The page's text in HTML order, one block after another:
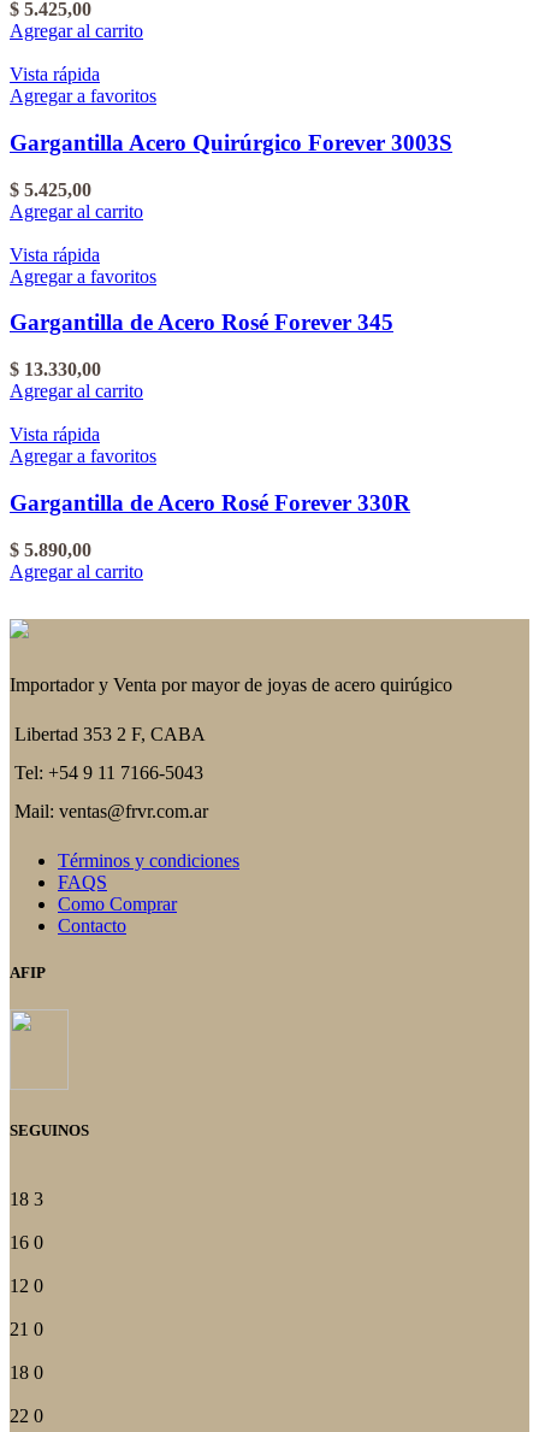
$ 5.425,00
Agregar al carrito
Vista rápida
Agregar a favoritos
Gargantilla Acero Quirúrgico Forever 3003S
$ 5.425,00
Agregar al carrito
Vista rápida
Agregar a favoritos
Gargantilla de Acero Rosé Forever 345
$ 13.330,00
Agregar al carrito
Vista rápida
Agregar a favoritos
Gargantilla de Acero Rosé Forever 330R
$ 5.890,00
Agregar al carrito
Importador y Venta por mayor de joyas de acero quirúgico
Libertad 353 2 F, CABA
Tel: +54 9 11 7166-5043
Mail: ventas@frvr.com.ar
Términos y condiciones
FAQS
Como Comprar
Contacto
AFIP
SEGUINOS
18 3
16 0
12 0
21 0
18 0
22 0